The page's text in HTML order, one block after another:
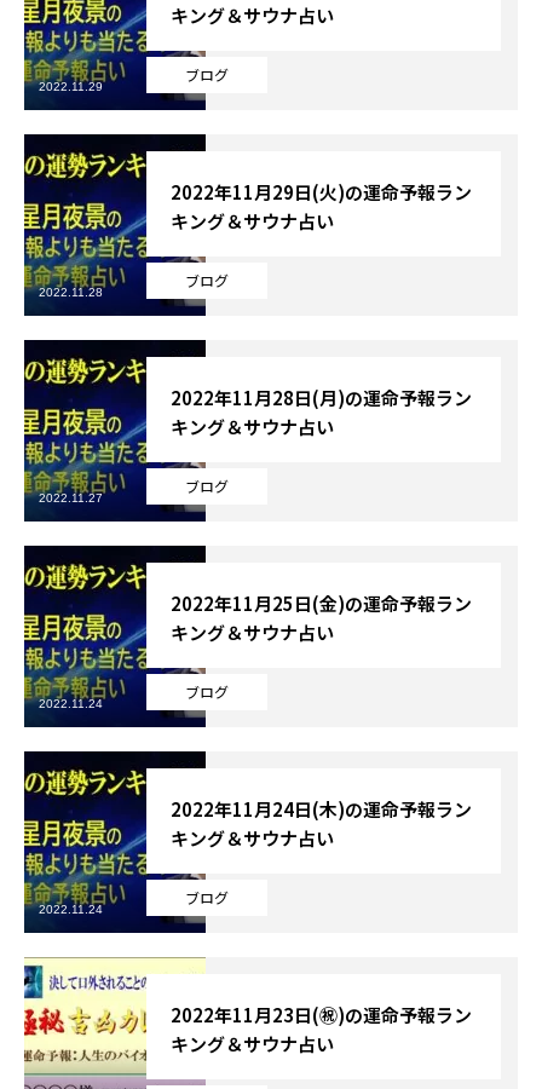
ブログ
キング＆サウナ占い
2022.11.29
ブログ
2022年11月29日(火)の運命予報ラン
キング＆サウナ占い
2022.11.28
ブログ
2022年11月28日(月)の運命予報ラン
キング＆サウナ占い
2022.11.27
ブログ
2022年11月25日(金)の運命予報ラン
キング＆サウナ占い
2022.11.24
ブログ
2022年11月24日(木)の運命予報ラン
キング＆サウナ占い
2022.11.24
2022年11月23日(㊗)の運命予報ラン
キング＆サウナ占い